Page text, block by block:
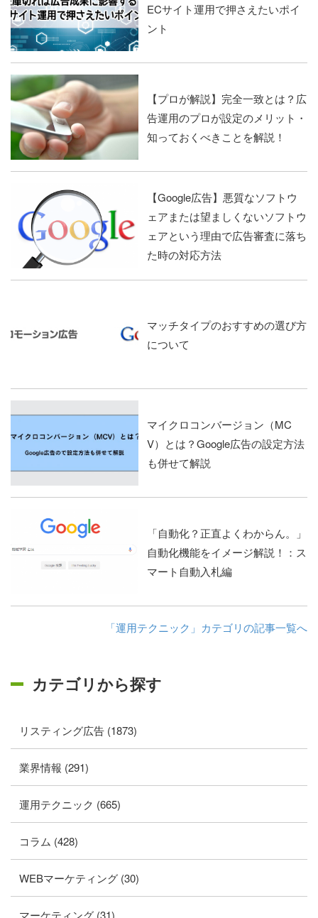
ECサイト運用で押さえたいポイ
ント
【プロが解説】完全一致とは？広
告運用のプロが設定のメリット・
知っておくべきことを解説！
【Google広告】悪質なソフトウ
ェアまたは望ましくないソフトウ
ェアという理由で広告審査に落ち
た時の対応方法
マッチタイプのおすすめの選び方
について
マイクロコンバージョン（MC
V）とは？Google広告の設定方法
も併せて解説
「自動化？正直よくわからん。」
自動化機能をイメージ解説！：ス
マート自動入札編
「運用テクニック」カテゴリの記事一覧へ
カテゴリから探す
リスティング広告 (1873)
業界情報 (291)
運用テクニック (665)
コラム (428)
WEBマーケティング (30)
マーケティング (31)